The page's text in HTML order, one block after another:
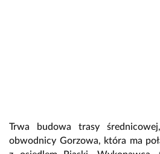
Trwa budowa trasy
obwodnicy Gorzowa, która ma